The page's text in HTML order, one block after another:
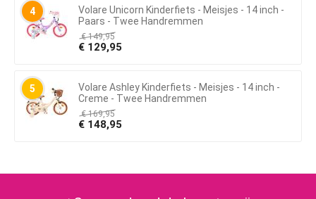
4
Volare Unicorn Kinderfiets - Meisjes - 14 inch -
Paars - Twee Handremmen
€149,95
€ 129,95
5
Volare Ashley Kinderfiets - Meisjes - 14 inch -
Creme - Twee Handremmen
€169,95
€ 148,95